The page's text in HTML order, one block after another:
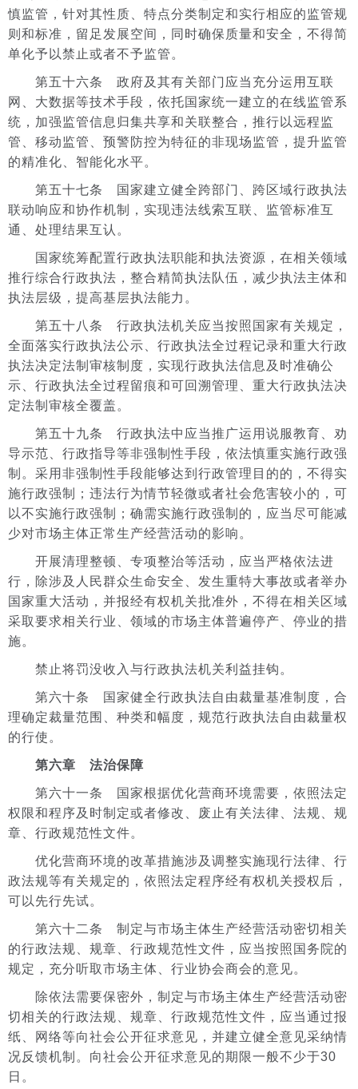
慎监管，针对其性质、特点分类制定和实行相应的监管规
则和标准，留足发展空间，同时确保质量和安全，不得简
单化予以禁止或者不予监管。
第五十六条 政府及其有关部门应当充分运用互联
网、大数据等技术手段，依托国家统一建立的在线监管系
统，加强监管信息归集共享和关联整合，推行以远程监
管、移动监管、预警防控为特征的非现场监管，提升监管
的精准化、智能化水平。
第五十七条 国家建立健全跨部门、跨区域行政执法
联动响应和协作机制，实现违法线索互联、监管标准互
通、处理结果互认。
国家统筹配置行政执法职能和执法资源，在相关领域
推行综合行政执法，整合精简执法队伍，减少执法主体和
执法层级，提高基层执法能力。
第五十八条 行政执法机关应当按照国家有关规定，
全面落实行政执法公示、行政执法全过程记录和重大行政
执法决定法制审核制度，实现行政执法信息及时准确公
示、行政执法全过程留痕和可回溯管理、重大行政执法决
定法制审核全覆盖。
第五十九条 行政执法中应当推广运用说服教育、劝
导示范、行政指导等非强制性手段，依法慎重实施行政强
制。采用非强制性手段能够达到行政管理目的的，不得实
施行政强制；违法行为情节轻微或者社会危害较小的，可
以不实施行政强制；确需实施行政强制的，应当尽可能减
少对市场主体正常生产经营活动的影响。
开展清理整顿、专项整治等活动，应当严格依法进
行，除涉及人民群众生命安全、发生重特大事故或者举办
国家重大活动，并报经有权机关批准外，不得在相关区域
采取要求相关行业、领域的市场主体普遍停产、停业的措
施。
禁止将罚没收入与行政执法机关利益挂钩。
第六十条 国家健全行政执法自由裁量基准制度，合
理确定裁量范围、种类和幅度，规范行政执法自由裁量权
的行使。
第六章 法治保障
第六十一条 国家根据优化营商环境需要，依照法定
权限和程序及时制定或者修改、废止有关法律、法规、规
章、行政规范性文件。
优化营商环境的改革措施涉及调整实施现行法律、行
政法规等有关规定的，依照法定程序经有权机关授权后，
可以先行先试。
第六十二条 制定与市场主体生产经营活动密切相关
的行政法规、规章、行政规范性文件，应当按照国务院的
规定，充分听取市场主体、行业协会商会的意见。
除依法需要保密外，制定与市场主体生产经营活动密
切相关的行政法规、规章、行政规范性文件，应当通过报
纸、网络等向社会公开征求意见，并建立健全意见采纳情
况反馈机制。向社会公开征求意见的期限一般不少于30
日。